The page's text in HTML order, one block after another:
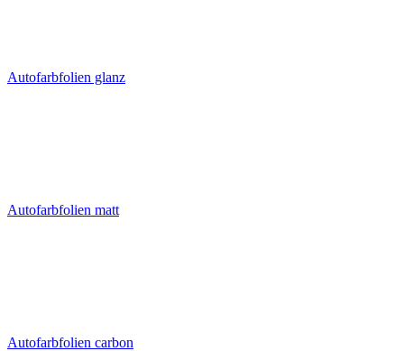
Autofarbfolien glanz
Autofarbfolien matt
Autofarbfolien carbon